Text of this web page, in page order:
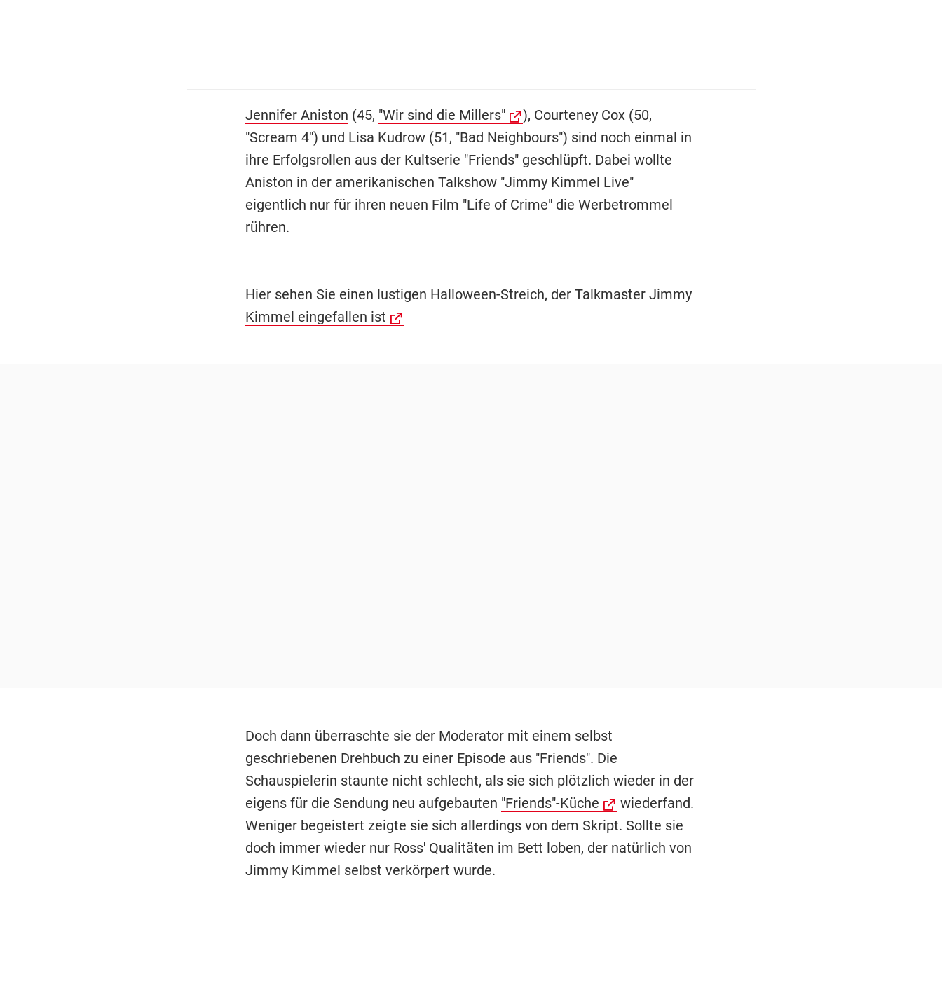
Jennifer Aniston (45, "Wir sind die Millers"
), Courteney Cox (50,
"Scream 4") und Lisa Kudrow (51, "Bad Neighbours") sind noch einmal in
ihre Erfolgsrollen aus der Kultserie "Friends" geschlüpft. Dabei wollte
Aniston in der amerikanischen Talkshow "Jimmy Kimmel Live"
eigentlich nur für ihren neuen Film "Life of Crime" die Werbetrommel
rühren.
Hier sehen Sie einen lustigen Halloween-Streich, der Talkmaster Jimmy
Kimmel eingefallen ist
Doch dann überraschte sie der Moderator mit einem selbst
geschriebenen Drehbuch zu einer Episode aus "Friends". Die
Schauspielerin staunte nicht schlecht, als sie sich plötzlich wieder in der
eigens für die Sendung neu aufgebauten "Friends"-Küche
wiederfand.
Weniger begeistert zeigte sie sich allerdings von dem Skript. Sollte sie
doch immer wieder nur Ross' Qualitäten im Bett loben, der natürlich von
Jimmy Kimmel selbst verkörpert wurde.